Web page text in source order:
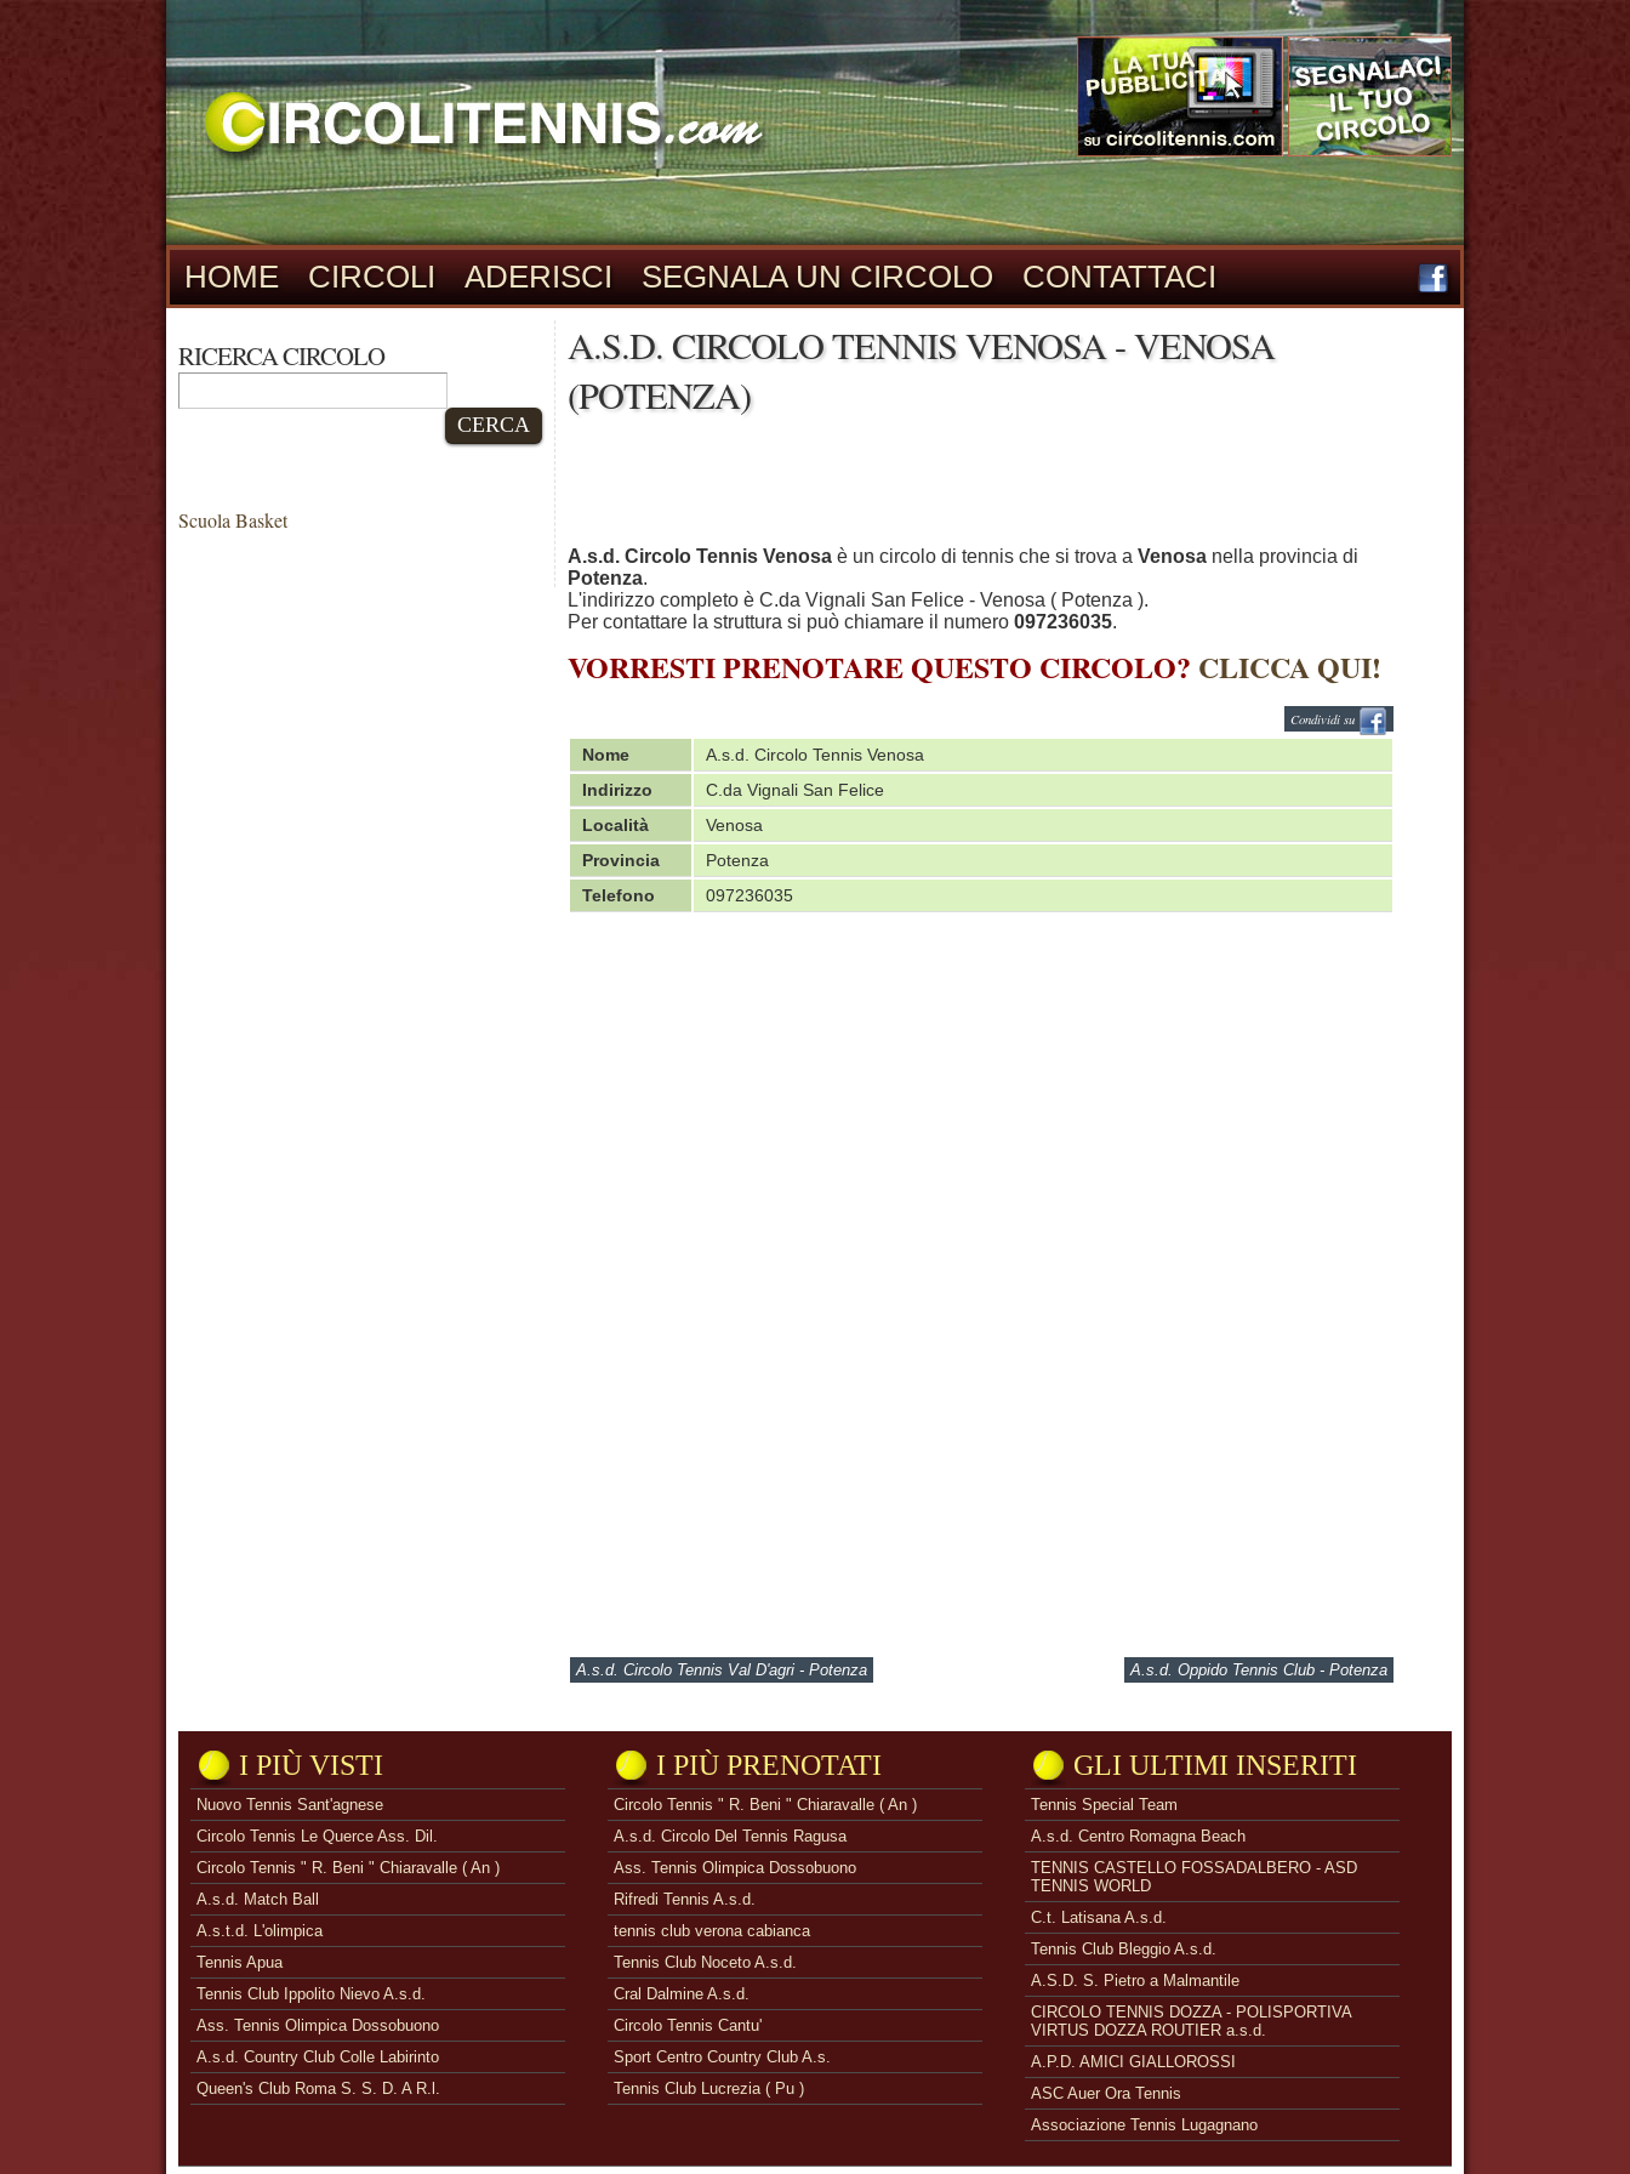
HOME CIRCOLI ADERISCI SEGNALA UN CIRCOLO CONTATTACI
RICERCA CIRCOLO
CERCA
Scuola Basket
A.S.D. CIRCOLO TENNIS VENOSA - VENOSA
(POTENZA)
A.s.d. Circolo Tennis Venosa è un circolo di tennis che si trova a Venosa nella provincia di
Potenza.
L'indirizzo completo è C.da Vignali San Felice - Venosa ( Potenza ).
Per contattare la struttura si può chiamare il numero 097236035.
VORRESTI PRENOTARE QUESTO CIRCOLO? CLICCA QUI!
Condividi su
Nome
A.s.d. Circolo Tennis Venosa
Indirizzo
C.da Vignali San Felice
Località
Venosa
Provincia
Potenza
Telefono
097236035
A.s.d. Circolo Tennis Val D'agri - Potenza A.s.d. Oppido Tennis Club - Potenza
I PIÙ VISTI
Nuovo Tennis Sant'agnese
Circolo Tennis Le Querce Ass. Dil.
Circolo Tennis " R. Beni " Chiaravalle ( An )
A.s.d. Match Ball
A.s.t.d. L'olimpica
Tennis Apua
Tennis Club Ippolito Nievo A.s.d.
Ass. Tennis Olimpica Dossobuono
A.s.d. Country Club Colle Labirinto
Queen's Club Roma S. S. D. A R.l.
I PIÙ PRENOTATI
Circolo Tennis " R. Beni " Chiaravalle ( An )
A.s.d. Circolo Del Tennis Ragusa
Ass. Tennis Olimpica Dossobuono
Rifredi Tennis A.s.d.
tennis club verona cabianca
Tennis Club Noceto A.s.d.
Cral Dalmine A.s.d.
Circolo Tennis Cantu'
Sport Centro Country Club A.s.
Tennis Club Lucrezia ( Pu )
GLI ULTIMI INSERITI
Tennis Special Team
A.s.d. Centro Romagna Beach
TENNIS CASTELLO FOSSADALBERO - ASD
TENNIS WORLD
C.t. Latisana A.s.d.
Tennis Club Bleggio A.s.d.
A.S.D. S. Pietro a Malmantile
CIRCOLO TENNIS DOZZA - POLISPORTIVA
VIRTUS DOZZA ROUTIER a.s.d.
A.P.D. AMICI GIALLOROSSI
ASC Auer Ora Tennis
Associazione Tennis Lugagnano